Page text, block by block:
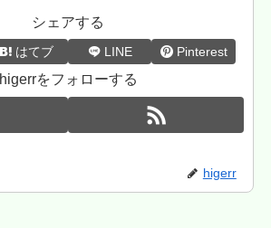
シェアする
はてブ LINE Pinterest
higerrをフォローする
higerr